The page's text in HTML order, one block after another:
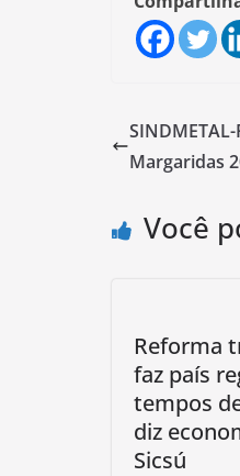
Margaridas
Você
Reforma
faz país
tempos
diz
Sicsú